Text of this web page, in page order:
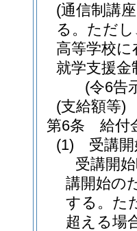
(通信制講
る。 ただ
高等学校
就学支援
(令6告
(支給額等)
第6条
給付
(1)
受講
受講開
講開始の
する。た
超える場